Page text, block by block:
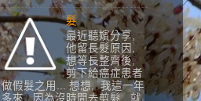
髮
最近聽嬪分享,
他留長髮原因,
想等長整齊後,
剪下給癌症患者
做假髮之用... 想想, 我這一年
多來, 因為沒時間去剪髮, 就